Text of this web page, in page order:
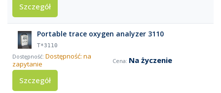
Szczegół
Portable trace oxygen analyzer 3110
T*3110
Dostępność: na
zapytanie
Na życzenie
Szczegół